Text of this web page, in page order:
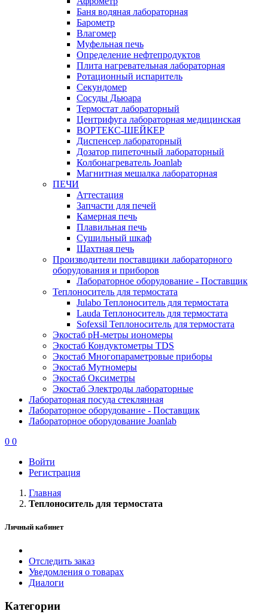
Баня водяная лабораторная
Барометр
Влагомер
Муфельная печь
Определение нефтепродуктов
Плита нагревательная лабораторная
Ротационный испаритель
Секундомер
Сосуды Дьюара
Термостат лабораторный
Центрифуга лабораторная медицинская
ВОРТЕКС-ШЕЙКЕР
Диспенсер лабораторный
Дозатор пипеточный лабораторный
Колбонагреватель Joanlab
Магнитная мешалка лабораторная
ПЕЧИ
Аттестация
Запчасти для печей
Камерная печь
Плавильная печь
Сушильный шкаф
Шахтная печь
Производители поставщики лабораторного
оборудования и приборов
Лабораторное оборудование - Поставщик
Теплоноситель для термостата
Julabo Теплоноситель для термостата
Lauda Теплоноситель для термостата
Sofexsil Теплоноситель для термостата
Экостаб pH-метры иономеры
Экостаб Кондуктометры TDS
Экостаб Многопараметровые приборы
Экостаб Мутномеры
Экостаб Оксиметры
Экостаб Электроды лабораторные
Лабораторная посуда стеклянная
Лабораторное оборудование - Поставщик
Лабораторное оборудование Joanlab
0 0
Войти
Регистрация
Главная
Теплоноситель для термостата
Личный кабинет
Отследить заказ
Уведомления о товарах
Диалоги
Категории